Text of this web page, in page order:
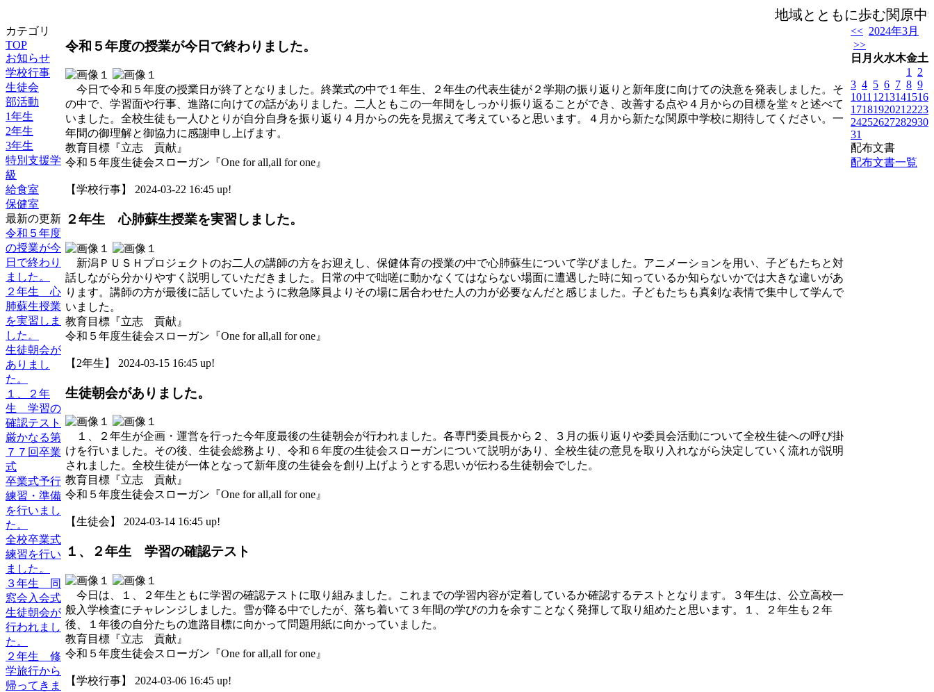
地域とともに歩む関原中学
カテゴリ
TOP
お知らせ
学校行事
生徒会
部活動
1年生
2年生
3年生
特別支援学
級
給食室
保健室
最新の更新
令和５年度
の授業が今
日で終わり
ました。
２年生 心
肺蘇生授業
を実習しま
した。
生徒朝会が
ありまし
た。
１、２年
生 学習の
確認テスト
厳かなる第
７７回卒業
式
卒業式予行
練習・準備
を行いまし
た。
全校卒業式
練習を行い
ました。
３年生 同
窓会入会式
生徒朝会が
行われまし
た。
２年生 修
学旅行から
帰ってきま
令和５年度の授業が今日で終わりました。
今日で令和５年度の授業日が終了となりました。終業式の中で１年生、２年生の代表生徒が２学期の振り返りと新年度に向けての決意を発表しました。そ
の中で、学習面や行事、進路に向けての話がありました。二人ともこの一年間をしっかり振り返ることができ、改善する点や４月からの目標を堂々と述べて
いました。全校生徒も一人ひとりが自分自身を振り返り４月からの先を見据えて考えていると思います。４月から新たな関原中学校に期待してください。一
年間の御理解と御協力に感謝申し上げます。
教育目標『立志 貢献』
令和５年度生徒会スローガン『One for all,all for one』
【学校行事】 2024-03-22 16:45 up!
２年生 心肺蘇生授業を実習しました。
新潟ＰＵＳＨプロジェクトのお二人の講師の方をお迎えし、保健体育の授業の中で心肺蘇生について学びました。アニメーションを用い、子どもたちと対
話しながら分かりやすく説明していただきました。日常の中で咄嗟に動かなくてはならない場面に遭遇した時に知っているか知らないかでは大きな違いがあ
ります。講師の方が最後に話していたように救急隊員よりその場に居合わせた人の力が必要なんだと感じました。子どもたちも真剣な表情で集中して学んで
いました。
教育目標『立志 貢献』
令和５年度生徒会スローガン『One for all,all for one』
【2年生】 2024-03-15 16:45 up!
生徒朝会がありました。
１、２年生が企画・運営を行った今年度最後の生徒朝会が行われました。各専門委員長から２、３月の振り返りや委員会活動について全校生徒への呼び掛
けを行いました。その後、生徒会総務より、令和６年度の生徒会スローガンについて説明があり、全校生徒の意見を取り入れながら決定していく流れが説明
されました。全校生徒が一体となって新年度の生徒会を創り上げようとする思いが伝わる生徒朝会でした。
教育目標『立志 貢献』
令和５年度生徒会スローガン『One for all,all for one』
【生徒会】 2024-03-14 16:45 up!
１、２年生 学習の確認テスト
今日は、１、２年生ともに学習の確認テストに取り組みました。これまでの学習内容が定着しているか確認するテストとなります。３年生は、公立高校一
般入学検査にチャレンジしました。雪が降る中でしたが、落ち着いて３年間の学びの力を余すことなく発揮して取り組めたと思います。１、２年生も２年
後、１年後の自分たちの進路目標に向かって問題用紙に向かっていました。
教育目標『立志 貢献』
令和５年度生徒会スローガン『One for all,all for one』
【学校行事】 2024-03-06 16:45 up!
<< 2024年3月
>>
日 月 火水木金土
1
2
3 4 5 6 7 8 9
1011 1213141516
1718192021 2223
24252627282930
31
配布文書
配布文書一覧